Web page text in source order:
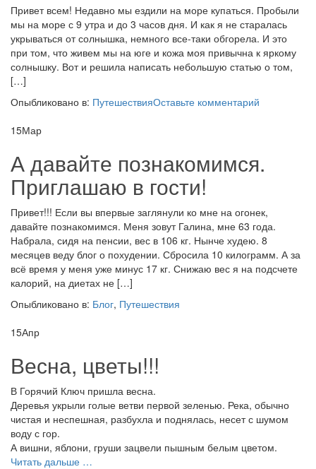
Привет всем! Недавно мы ездили на море купаться. Пробыли
мы на море с 9 утра и до 3 часов дня. И как я не старалась
укрываться от солнышка, немного все-таки обгорела. И это
при том, что живем мы на юге и кожа моя привычна к яркому
солнышку. Вот и решила написать небольшую статью о том,
[…]
Опыбликовано в: ПутешествияОставьте комментарий
15Мар
А давайте познакомимся.
Приглашаю в гости!
Привет!!! Если вы впервые заглянули ко мне на огонек,
давайте познакомимся. Меня зовут Галина, мне 63 года.
Набрала, сидя на пенсии, вес в 106 кг. Нынче худею. 8
месяцев веду блог о похудении. Сбросила 10 килограмм. А за
всё время у меня уже минус 17 кг. Снижаю вес я на подсчете
калорий, на диетах не […]
Опыбликовано в: Блог, Путешествия
15Апр
Весна, цветы!!!
В Горячий Ключ пришла весна.
Деревья укрыли голые ветви первой зеленью. Река, обычно
чистая и неспешная, разбухла и поднялась, несет с шумом
воду с гор.
А вишни, яблони, груши зацвели пышным белым цветом.
Читать дальше проВесна,
…